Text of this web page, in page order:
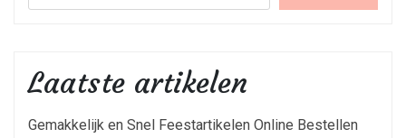
Laatste artikelen
Gemakkelijk en Snel Feestartikelen Online Bestellen